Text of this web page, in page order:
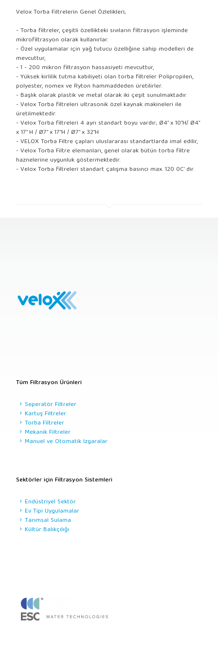
Velox Torba Filtrelerin Genel Özlelikleri;
- Torba filtreler, çeşitli özellikteki sıvıların filtrasyon işleminde
mikrofiltrasyon olarak kullanırlar.
- Özel uygulamalar için yağ tutucu özelliğine sahip modelleri de
mevcuttur,
- 1 - 200 mikron filtrasyon hassasiyeti mevcuttur,
- Yüksek kirlilik tutma kabiliyeti olan torba filtreler Polipropilen,
polyester, nomex ve Ryton hammaddeden üretilirler.
- Başlık olarak plastik ve metal olarak iki çeşit sunulmaktadır.
- Velox Torba filtreleri ultrasonik özel kaynak makineleri ile
üretilmektedir.
- Velox Torba filtreleri 4 ayrı standart boyu vardır; Ø4” x 10”H/ Ø4”
x 17” H / Ø7” x 17”H / Ø7” x 32”H
- VELOX Torba Filtre çapları uluslararası standartlarda imal edilir,
- Velox Torba Filtre elemanları, genel olarak bütün torba filtre
haznelerine uygunluk göstermektedir.
- Velox Torba filtreleri standart çalışma basıncı max. 120 0C’ dir.
Tüm Filtrasyon Ürünleri
Seperatör Filtreler
Kartuş Filtreler
Torba Filtreler
Mekanik Filtreler
Manuel ve Otomatik Izgaralar
Sektörler için Filtrasyon Sistemleri
Endüstriyel Sektör
Ev Tipi Uygulamalar
Tarımsal Sulama
Kültür Balıkçılığı